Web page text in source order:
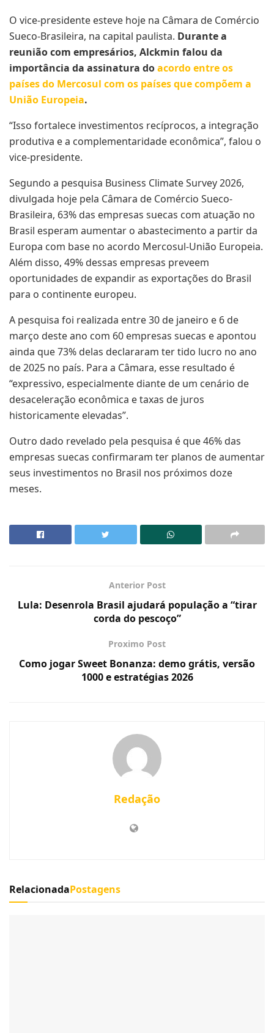
O vice-presidente esteve hoje na Câmara de Comércio
Sueco-Brasileira, na capital paulista. Durante a
reunião com empresários, Alckmin falou da
importância da assinatura doacordo entre os
países do Mercosul com os países que compõem a
União Europeia.
“Isso fortalece investimentos recíprocos, a integração
produtiva e a complementaridade econômica”, falou o
vice-presidente.
Segundo a pesquisa Business Climate Survey 2026,
divulgada hoje pela Câmara de Comércio Sueco-
Brasileira, 63% das empresas suecas com atuação no
Brasil esperam aumentar o abastecimento a partir da
Europa com base no acordo Mercosul-União Europeia.
Além disso, 49% dessas empresas preveem
oportunidades de expandir as exportações do Brasil
para o continente europeu.
A pesquisa foi realizada entre 30 de janeiro e 6 de
março deste ano com 60 empresas suecas e apontou
ainda que 73% delas declararam ter tido lucro no ano
de 2025 no país. Para a Câmara, esse resultado é
“expressivo, especialmente diante de um cenário de
desaceleração econômica e taxas de juros
historicamente elevadas”.
Outro dado revelado pela pesquisa é que 46% das
empresas suecas confirmaram ter planos de aumentar
seus investimentos no Brasil nos próximos doze
meses.
Anterior Post
Lula: Desenrola Brasil ajudará população a “tirar
corda do pescoço”
Proximo Post
Como jogar Sweet Bonanza: demo grátis, versão
1000 e estratégias 2026
Redação
RelacionadaPostagens